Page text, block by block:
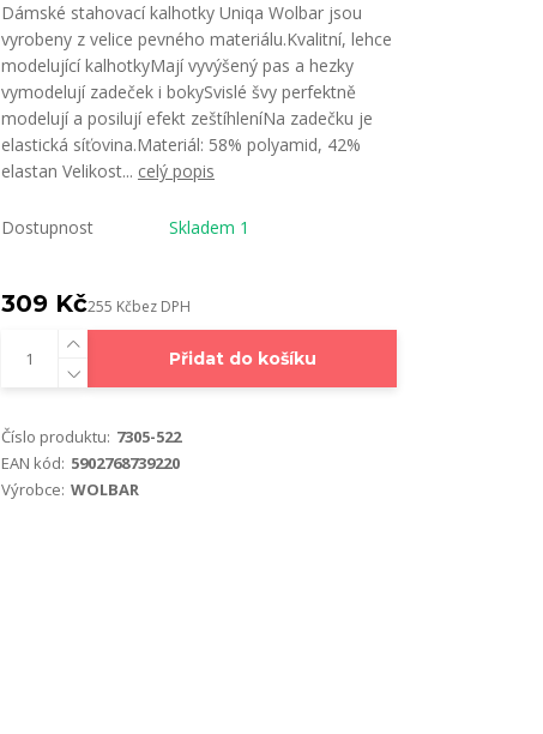
Dámské stahovací kalhotky Uniqa Wolbar jsou
vyrobeny z velice pevného materiálu.Kvalitní, lehce
modelující kalhotkyMají vyvýšený pas a hezky
vymodelují zadeček i bokySvislé švy perfektně
modelují a posilují efekt zeštíhleníNa zadečku je
elastická síťovina.Materiál: 58% polyamid, 42%
elastan Velikost... celý popis
Dostupnost Skladem 1
309 Kč255 Kčbez DPH
Přidat do košíku
Číslo produktu: 7305-522
EAN kód: 5902768739220
Výrobce: WOLBAR